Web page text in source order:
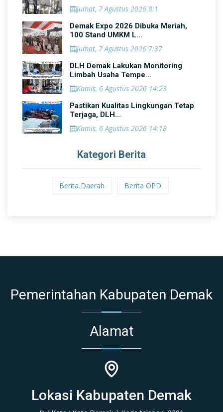
Jumat, 7 Agustus 2026 8:1
Demak Expo 2026 Dibuka Meriah,
100 Stand UMKM L...
Jumat, 7 Agustus 2026 7:37
DLH Demak Lakukan Monitoring
Limbah Usaha Tempe...
Kamis, 6 Agustus 2026 14:23
Pastikan Kualitas Lingkungan Tetap
Terjaga, DLH...
Kamis, 6 Agustus 2026 14:18
Kategori Berita
Berita Daerah Berita OPD
Pemerintahan Kabupaten Demak
Alamat
Lokasi Kabupaten Demak